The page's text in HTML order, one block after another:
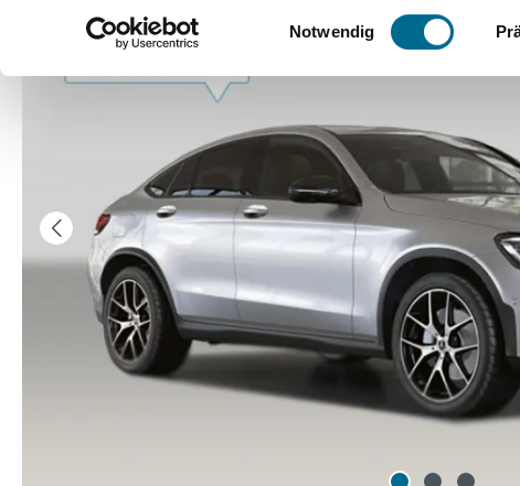
Einwilligungsauswahl
Notwendig